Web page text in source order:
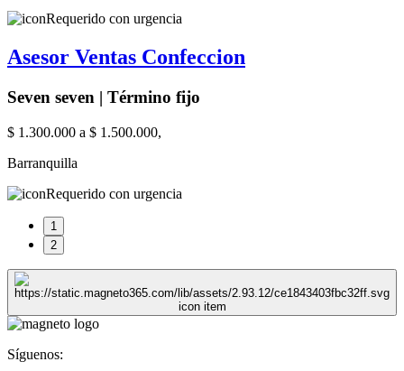
Requerido con urgencia
Asesor Ventas Confeccion
Seven seven | Término fijo
$ 1.300.000 a $ 1.500.000,
Barranquilla
Requerido con urgencia
1
2
Síguenos: